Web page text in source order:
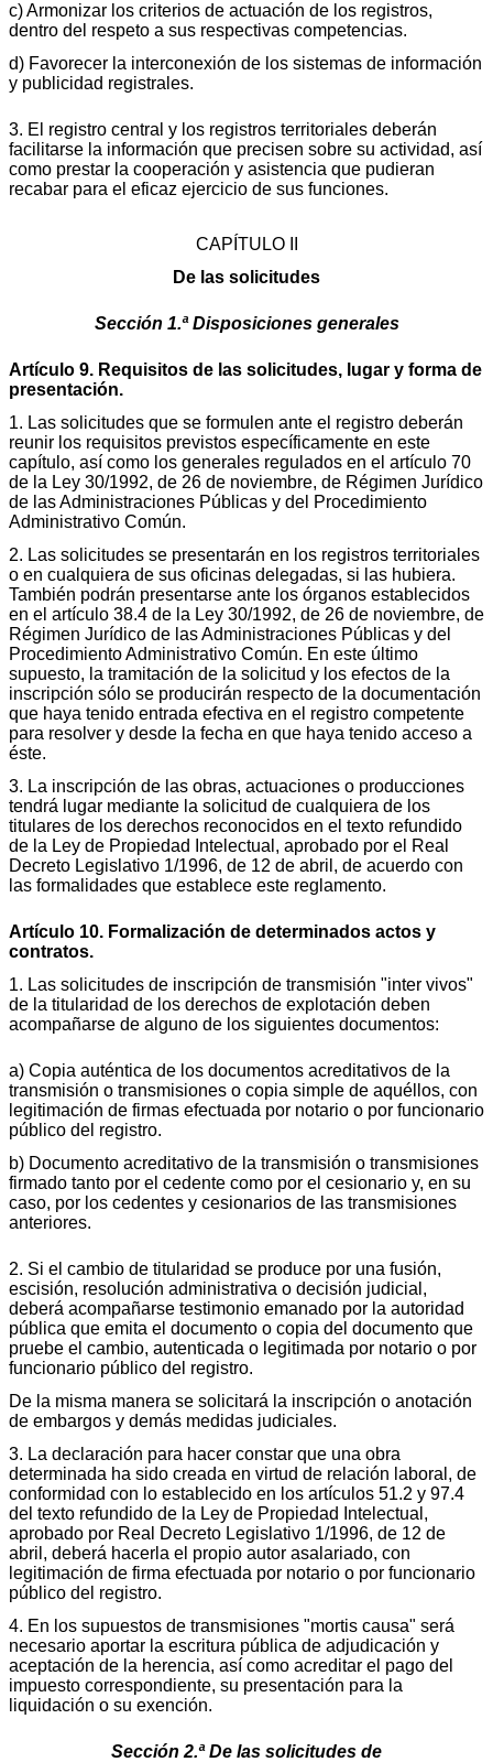
c) Armonizar los criterios de actuación de los registros,
dentro del respeto a sus respectivas competencias.
d) Favorecer la interconexión de los sistemas de información
y publicidad registrales.
3. El registro central y los registros territoriales deberán
facilitarse la información que precisen sobre su actividad, así
como prestar la cooperación y asistencia que pudieran
recabar para el eficaz ejercicio de sus funciones.
CAPÍTULO II
De las solicitudes
Sección 1.ª Disposiciones generales
Artículo 9. Requisitos de las solicitudes, lugar y forma de
presentación.
1. Las solicitudes que se formulen ante el registro deberán
reunir los requisitos previstos específicamente en este
capítulo, así como los generales regulados en el artículo 70
de la Ley 30/1992, de 26 de noviembre, de Régimen Jurídico
de las Administraciones Públicas y del Procedimiento
Administrativo Común.
2. Las solicitudes se presentarán en los registros territoriales
o en cualquiera de sus oficinas delegadas, si las hubiera.
También podrán presentarse ante los órganos establecidos
en el artículo 38.4 de la Ley 30/1992, de 26 de noviembre, de
Régimen Jurídico de las Administraciones Públicas y del
Procedimiento Administrativo Común. En este último
supuesto, la tramitación de la solicitud y los efectos de la
inscripción sólo se producirán respecto de la documentación
que haya tenido entrada efectiva en el registro competente
para resolver y desde la fecha en que haya tenido acceso a
éste.
3. La inscripción de las obras, actuaciones o producciones
tendrá lugar mediante la solicitud de cualquiera de los
titulares de los derechos reconocidos en el texto refundido
de la Ley de Propiedad Intelectual, aprobado por el Real
Decreto Legislativo 1/1996, de 12 de abril, de acuerdo con
las formalidades que establece este reglamento.
Artículo 10. Formalización de determinados actos y
contratos.
1. Las solicitudes de inscripción de transmisión "inter vivos"
de la titularidad de los derechos de explotación deben
acompañarse de alguno de los siguientes documentos:
a) Copia auténtica de los documentos acreditativos de la
transmisión o transmisiones o copia simple de aquéllos, con
legitimación de firmas efectuada por notario o por funcionario
público del registro.
b) Documento acreditativo de la transmisión o transmisiones
firmado tanto por el cedente como por el cesionario y, en su
caso, por los cedentes y cesionarios de las transmisiones
anteriores.
2. Si el cambio de titularidad se produce por una fusión,
escisión, resolución administrativa o decisión judicial,
deberá acompañarse testimonio emanado por la autoridad
pública que emita el documento o copia del documento que
pruebe el cambio, autenticada o legitimada por notario o por
funcionario público del registro.
De la misma manera se solicitará la inscripción o anotación
de embargos y demás medidas judiciales.
3. La declaración para hacer constar que una obra
determinada ha sido creada en virtud de relación laboral, de
conformidad con lo establecido en los artículos 51.2 y 97.4
del texto refundido de la Ley de Propiedad Intelectual,
aprobado por Real Decreto Legislativo 1/1996, de 12 de
abril, deberá hacerla el propio autor asalariado, con
legitimación de firma efectuada por notario o por funcionario
público del registro.
4. En los supuestos de transmisiones "mortis causa" será
necesario aportar la escritura pública de adjudicación y
aceptación de la herencia, así como acreditar el pago del
impuesto correspondiente, su presentación para la
liquidación o su exención.
Sección 2.ª De las solicitudes de